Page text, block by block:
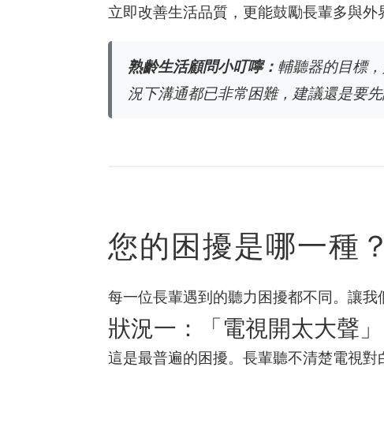
立即改善生活品質，更能鼓勵長輩多與
熟齡生活顧問小叮嚀： 輔聽器的目標
況下溝通都已非常困難，建議還是要
您的困擾是哪一種
每一位長輩遇到的聽力困擾都不同。讓
狀況一：「電視開太大聲
這是最普遍的困擾。長輩聽不清楚電視對